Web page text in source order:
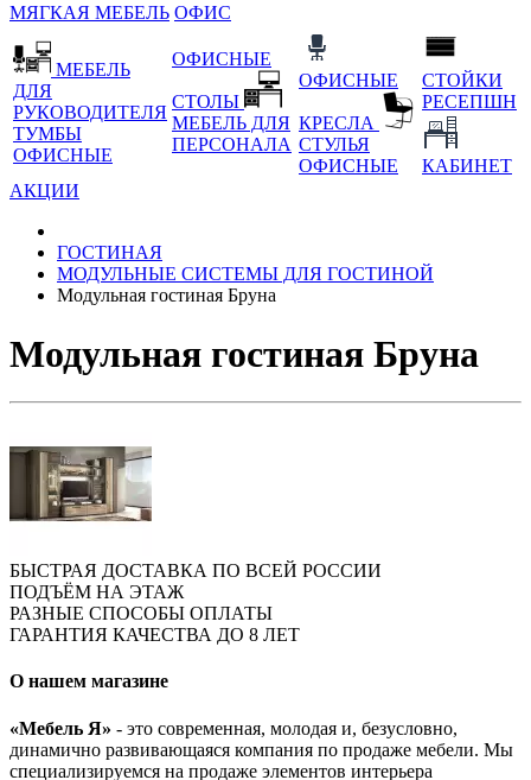
МЯГКАЯ МЕБЕЛЬ ОФИС
МЕБЕЛЬ
ДЛЯ
РУКОВОДИТЕЛЯ
ТУМБЫ
ОФИСНЫЕ
ОФИСНЫЕ
СТОЛЫ
МЕБЕЛЬ ДЛЯ
ПЕРСОНАЛА
ОФИСНЫЕ
КРЕСЛА
СТУЛЬЯ
ОФИСНЫЕ
СТОЙКИ
РЕСЕПШН
КАБИНЕТ
АКЦИИ
ГОСТИНАЯ
МОДУЛЬНЫЕ СИСТЕМЫ ДЛЯ ГОСТИНОЙ
Модульная гостиная Бруна
Модульная гостиная Бруна
БЫСТРАЯ ДОСТАВКА ПО ВСЕЙ РОССИИ
ПОДЪЁМ НА ЭТАЖ
РАЗНЫЕ СПОСОБЫ ОПЛАТЫ
ГАРАНТИЯ КАЧЕСТВА ДО 8 ЛЕТ
О нашем магазине
«Мебель Я» - это современная, молодая и, безусловно,
динамично развивающаяся компания по продаже мебели. Мы
специализируемся на продаже элементов интерьера